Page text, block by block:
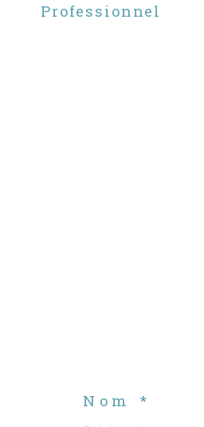
Professionnel
Nom *